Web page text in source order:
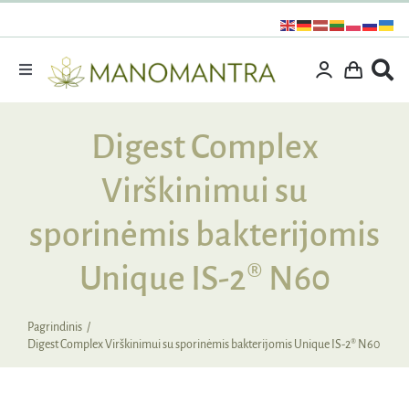
turinį
Toggle
Dovanos
Vitaminai ir maisto papildai
Specialūs pasiūlymai
Supermaistas
Rinkiniai
Kita produkcija
Digest Complex
Virškinimui su
sporinėmis bakterijomis
Unique IS-2® N60
Pagrindinis
Digest Complex Virškinimui su sporinėmis bakterijomis Unique IS-2® N60